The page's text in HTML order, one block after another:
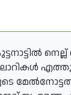
നെല്ല്